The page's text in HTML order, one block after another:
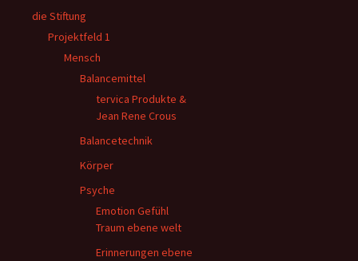
die Stiftung
Projektfeld 1
Mensch
Balancemittel
tervica Produkte &
Jean Rene Crous
Balancetechnik
Körper
Psyche
Emotion Gefühl
Traum ebene welt
Erinnerungen ebene